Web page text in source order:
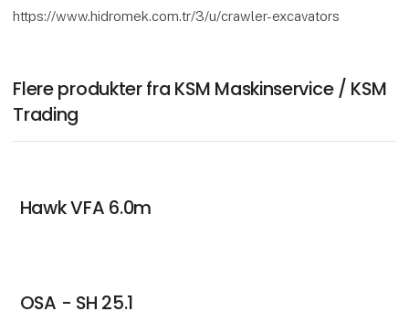
https://www.hidromek.com.tr/3/u/crawler-excavators
Flere produkter fra KSM Maskinservice / KSM
Trading
Hawk VFA 6.0m
OSA - SH 25.1